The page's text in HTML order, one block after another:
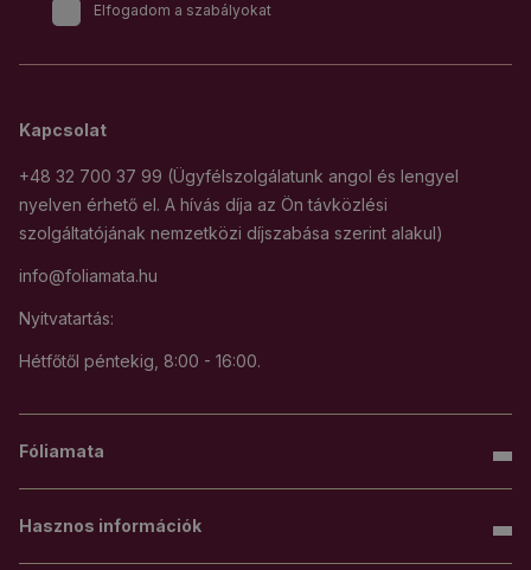
Elfogadom a szabályokat
Kapcsolat
+48 32 700 37 99 (Ügyfélszolgálatunk angol és lengyel
nyelven érhető el. A hívás díja az Ön távközlési
szolgáltatójának nemzetközi díjszabása szerint alakul)
info@foliamata.hu
Nyitvatartás:
Hétfőtől péntekig, 8:00 - 16:00.
Fóliamata
Hasznos információk